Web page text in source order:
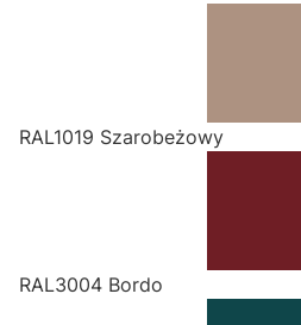
RAL1019 Szarobeżowy
RAL3004 Bordo